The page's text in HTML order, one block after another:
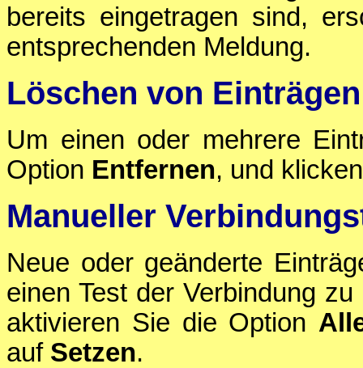
bereits eingetragen sind,
entsprechenden Meldung.
Löschen von Einträgen
Um einen oder mehrere
Option Entfernen, und
Manueller
Neue oder geänderte
einen Test der Verbindung
aktivieren Sie die Option
auf Setzen.